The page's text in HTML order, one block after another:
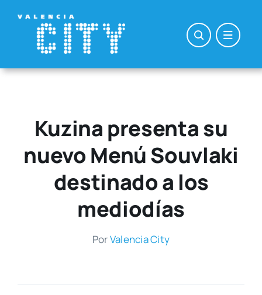
contenido
Kuzina presenta su
nuevo Menú Souvlaki
destinado a los
mediodías
PorValen­cia City